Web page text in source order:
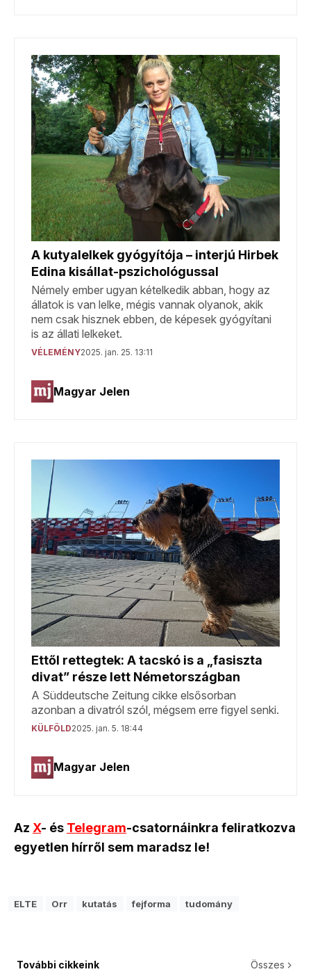
Az X- és Telegram-csatornáinkra feliratkozva
egyetlen hírről sem maradsz le!
ELTE Orr kutatás fejforma tudomány
További cikkeink Összes